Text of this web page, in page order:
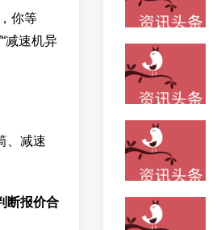
你等
减速机异
、减速
断报价合